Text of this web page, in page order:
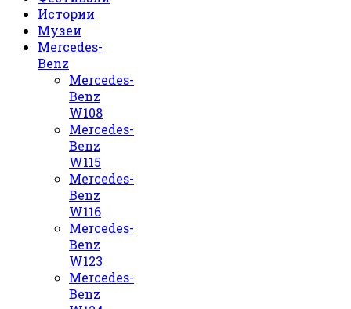
Истории
Музеи
Mercedes-
Benz
Mercedes-
Benz
W108
Mercedes-
Benz
W115
Mercedes-
Benz
W116
Mercedes-
Benz
W123
Mercedes-
Benz